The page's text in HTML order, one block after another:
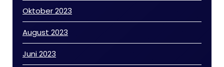
Oktober 2023
August 2023
Juni 2023